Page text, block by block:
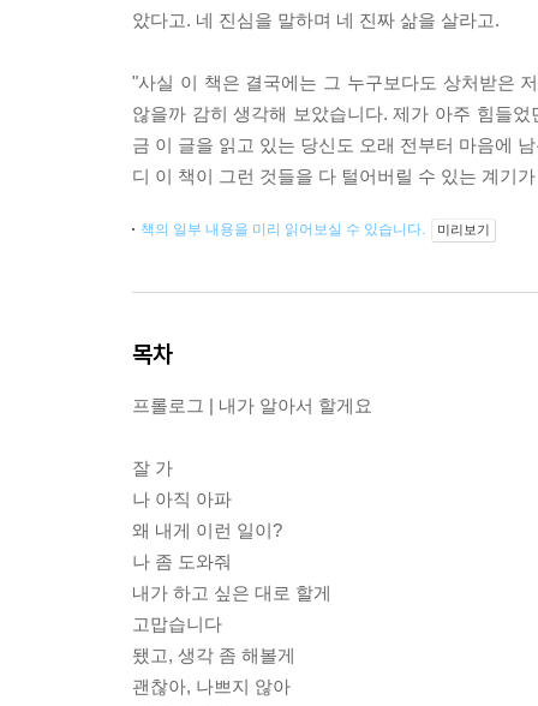
았다고. 네 진심을 말하며 네 진짜 삶을 살라고.
"사실 이 책은 결국에는 그 누구보다도 상처받은
않을까 감히 생각해 보았습니다. 제가 아주 힘들
금 이 글을 읽고 있는 당신도 오래 전부터 마음에
디 이 책이 그런 것들을 다 털어버릴 수 있는 계기
책의 일부 내용을 미리 읽어보실 수 있습니다. 미리보기
목차
프롤로그 | 내가 알아서 할게요
잘 가
나 아직 아파
왜 내게 이런 일이?
나 좀 도와줘
내가 하고 싶은 대로 할게
고맙습니다
됐고, 생각 좀 해볼게
괜찮아, 나쁘지 않아